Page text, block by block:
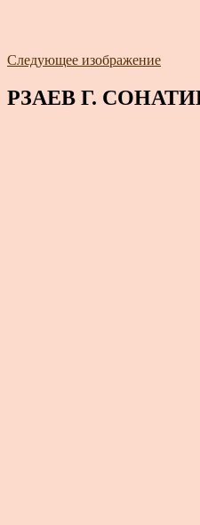
Следующее изображение
РЗАЕВ Г.